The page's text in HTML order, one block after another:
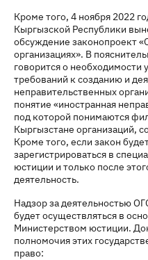
Кроме того, 4 ноября 2022
Кыргызской Республики
обсуждение законопроект
организациях». В
говорится о
требований к созданию и
неправительственных
понятие «иностранная
под которой понимаются
Кыргызстане организаций,
Кроме того, если закон
зарегистрироваться в
юстиции и только после
деятельность.
Надзор за деятельностью
будет осуществляться в
Министерством юстиции.
полномочия этих
право: